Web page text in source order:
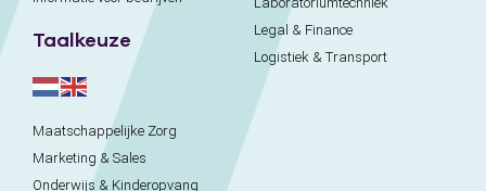
Taalkeuze
Legal & Finance
Logistiek & Transport
Maatschappelijke Zorg
Marketing & Sales
Onderwijs & Kinderopvang